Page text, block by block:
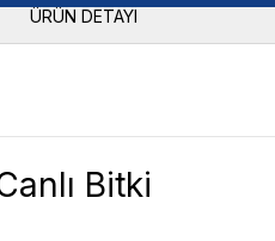
ÜRÜN DETAYI
Bitki